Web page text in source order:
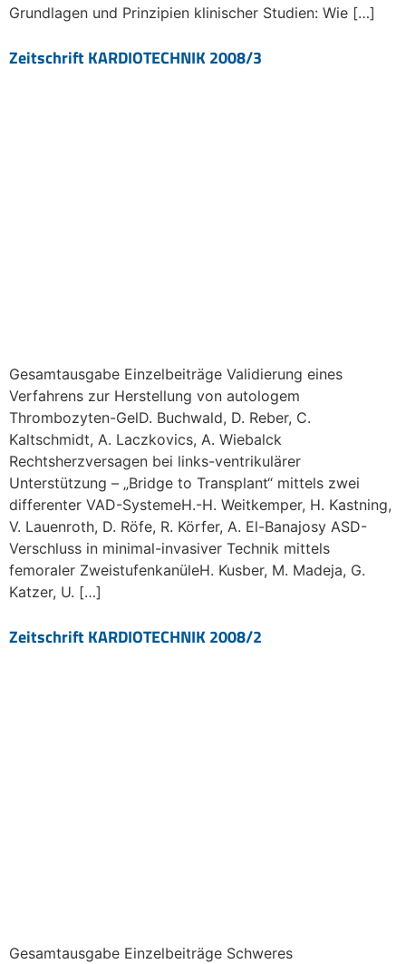
Grundlagen und Prinzipien klinischer Studien: Wie […]
Zeitschrift KARDIOTECHNIK 2008/3
Gesamtausgabe Einzelbeiträge Validierung eines
Verfahrens zur Herstellung von autologem
Thrombozyten-GelD. Buchwald, D. Reber, C.
Kaltschmidt, A. Laczkovics, A. Wiebalck
Rechtsherzversagen bei links-ventrikulärer
Unterstützung – „Bridge to Transplant“ mittels zwei
differenter VAD-SystemeH.-H. Weitkemper, H. Kastning,
V. Lauenroth, D. Röfe, R. Körfer, A. El-Banajosy ASD-
Verschluss in minimal-invasiver Technik mittels
femoraler ZweistufenkanüleH. Kusber, M. Madeja, G.
Katzer, U. […]
Zeitschrift KARDIOTECHNIK 2008/2
Gesamtausgabe Einzelbeiträge Schweres